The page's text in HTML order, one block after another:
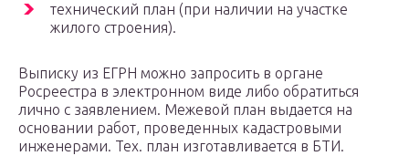
технический план (при наличии на участке
жилого строения).
Выписку из ЕГРН можно запросить в органе
Росреестра в электронном виде либо обратиться
лично с заявлением. Межевой план выдается на
основании работ, проведенных кадастровыми
инженерами. Тех. план изготавливается в БТИ.